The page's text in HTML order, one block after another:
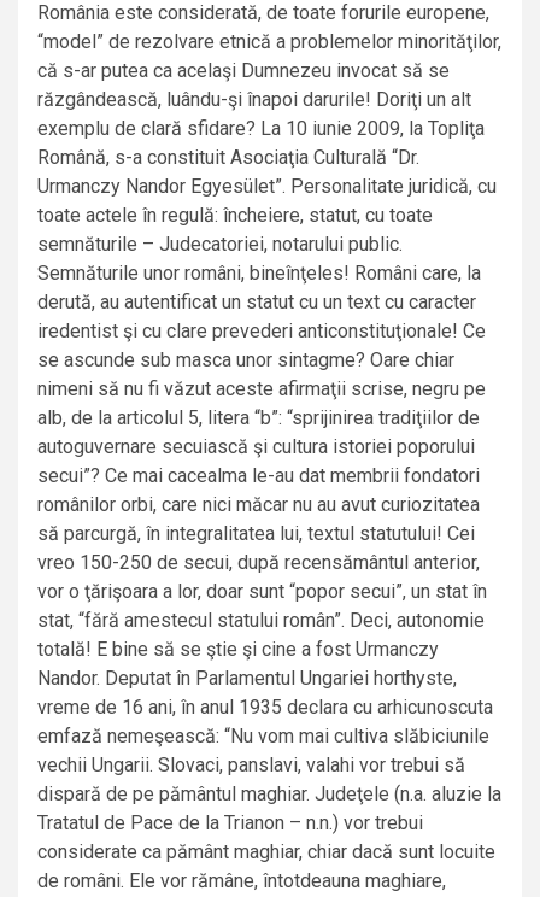
România este considerată, de toate forurile europene,
“model” de rezolvare etnică a problemelor minorităţilor,
că s-ar putea ca acelaşi Dumnezeu invocat să se
răzgândească, luându-şi înapoi darurile! Doriţi un alt
exemplu de clară sfidare? La 10 iunie 2009, la Topliţa
Română, s-a constituit Asociaţia Culturală “Dr.
Urmanczy Nandor Egyesület”. Personalitate juridică, cu
toate actele în regulă: încheiere, statut, cu toate
semnăturile – Judecatoriei, notarului public.
Semnăturile unor români, bineînţeles! Români care, la
derută, au autentificat un statut cu un text cu caracter
iredentist şi cu clare prevederi anticonstituţionale! Ce
se ascunde sub masca unor sintagme? Oare chiar
nimeni să nu fi văzut aceste afirmaţii scrise, negru pe
alb, de la articolul 5, litera “b”: “sprijinirea tradiţiilor de
autoguvernare secuiască şi cultura istoriei poporului
secui”? Ce mai cacealma le-au dat membrii fondatori
românilor orbi, care nici măcar nu au avut curiozitatea
să parcurgă, în integralitatea lui, textul statutului! Cei
vreo 150-250 de secui, după recensământul anterior,
vor o ţărişoara a lor, doar sunt “popor secui”, un stat în
stat, “fără amestecul statului român”. Deci, autonomie
totală! E bine să se ştie şi cine a fost Urmanczy
Nandor. Deputat în Parlamentul Ungariei horthyste,
vreme de 16 ani, în anul 1935 declara cu arhicunoscuta
emfază nemeşească: “Nu vom mai cultiva slăbiciunile
vechii Ungarii. Slovaci, panslavi, valahi vor trebui să
dispară de pe pământul maghiar. Judeţele (n.a. aluzie la
Tratatul de Pace de la Trianon – n.n.) vor trebui
considerate ca pământ maghiar, chiar dacă sunt locuite
de români. Ele vor rămâne, întotdeauna maghiare,